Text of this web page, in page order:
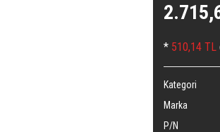
* 510,14 TL
Kategori
Marka
P/N